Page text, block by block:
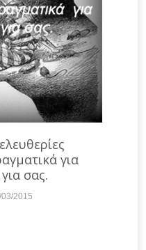
για
σας.
03/2015